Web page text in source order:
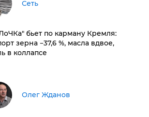
Сеть
бьет по карману Кремля:
зерна −37,6 %, масла вдвое,
в коллапсе
Олег Жданов